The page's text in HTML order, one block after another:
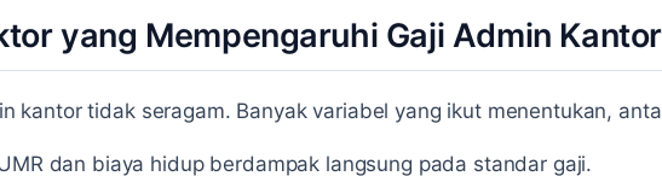
yang Mempengaruhi Gaji Admin Kantor
kantor tidak seragam. Banyak variabel yang ikut menentukan,
dan biaya hidup berdampak langsung pada standar gaji.